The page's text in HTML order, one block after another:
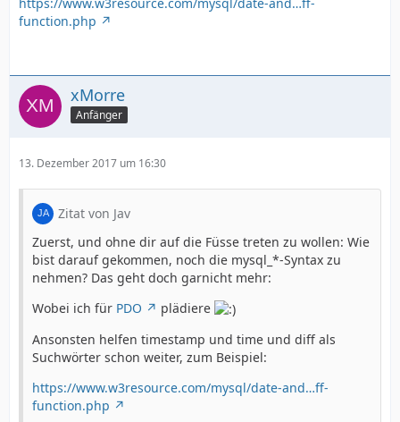
function.php
xMorre
Anfänger
13. Dezember 2017 um 16:30
Zitat von Jav
Zuerst, und ohne dir auf die Füsse treten zu wollen: Wie
bist darauf gekommen, noch die mysql_*-Syntax zu
nehmen? Das geht doch garnicht mehr:
Wobei ich für PDO
plädiere
Ansonsten helfen timestamp und time und diff als
Suchwörter schon weiter, zum Beispiel:
https://www.w3resource.com/mysql/date-and…ff-
function.php